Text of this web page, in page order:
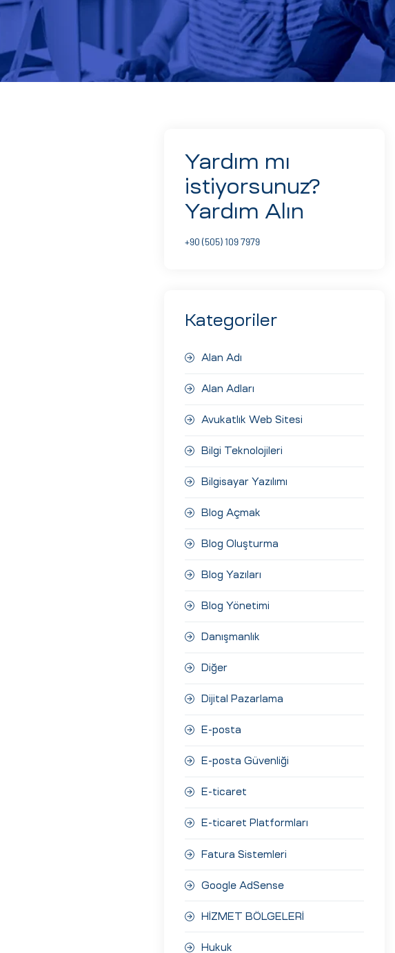
Yardım mı
istiyorsunuz?
Yardım Alın
+90 (505) 109 7979
Kategoriler
Alan Adı
Alan Adları
Avukatlık Web Sitesi
Bilgi Teknolojileri
Bilgisayar Yazılımı
Blog Açmak
Blog Oluşturma
Blog Yazıları
Blog Yönetimi
Danışmanlık
Diğer
Dijital Pazarlama
E-posta
E-posta Güvenliği
E-ticaret
E-ticaret Platformları
Fatura Sistemleri
Google AdSense
HİZMET BÖLGELERİ
Hukuk